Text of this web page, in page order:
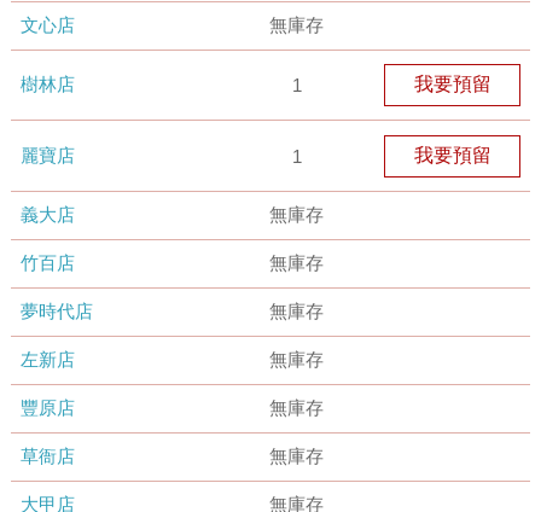
文心店 無庫存
樹林店 1 我要預留
麗寶店 1 我要預留
義大店 無庫存
竹百店 無庫存
夢時代店 無庫存
左新店 無庫存
豐原店 無庫存
草衙店 無庫存
大甲店 無庫存